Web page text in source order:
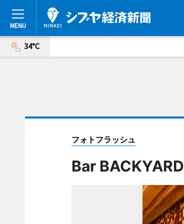
34°C
フォトフラッシュ
Bar BACKYARD